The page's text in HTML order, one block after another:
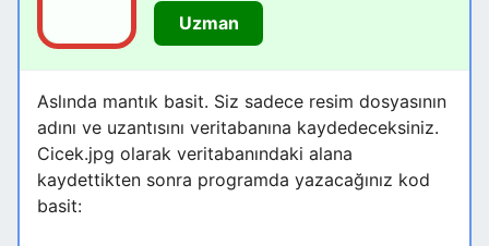
Uzman
Aslında mantık basit. Siz sadece resim dosyasının
adını ve uzantısını veritabanına kaydedeceksiniz.
Cicek.jpg olarak veritabanındaki alana
kaydettikten sonra programda yazacağınız kod
basit: